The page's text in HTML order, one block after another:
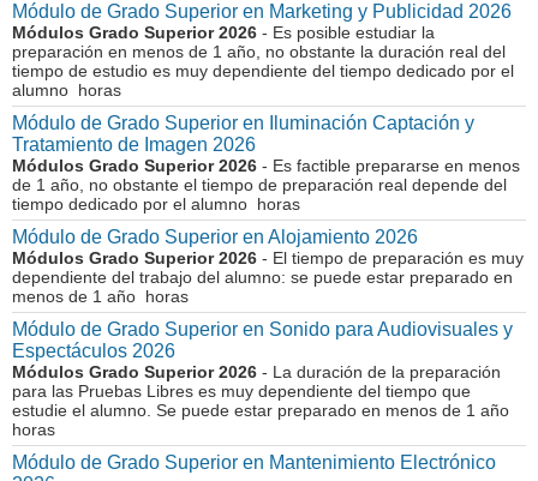
Módulo de Grado Superior en Marketing y Publicidad 2026
Módulos Grado Superior 2026 - Es posible estudiar la
preparación en menos de 1 año, no obstante la duración real del
tiempo de estudio es muy dependiente del tiempo dedicado por el
alumno horas
Módulo de Grado Superior en Iluminación Captación y
Tratamiento de Imagen 2026
Módulos Grado Superior 2026 - Es factible prepararse en menos
de 1 año, no obstante el tiempo de preparación real depende del
tiempo dedicado por el alumno horas
Módulo de Grado Superior en Alojamiento 2026
Módulos Grado Superior 2026 - El tiempo de preparación es muy
dependiente del trabajo del alumno: se puede estar preparado en
menos de 1 año horas
Módulo de Grado Superior en Sonido para Audiovisuales y
Espectáculos 2026
Módulos Grado Superior 2026 - La duración de la preparación
para las Pruebas Libres es muy dependiente del tiempo que
estudie el alumno. Se puede estar preparado en menos de 1 año
horas
Módulo de Grado Superior en Mantenimiento Electrónico